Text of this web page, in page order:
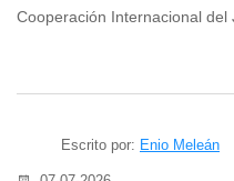
Cooperación Internacional del
Escrito por: Enio Meleán